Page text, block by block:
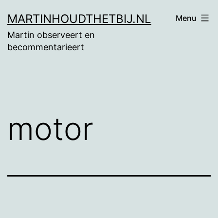
naar
de
MARTINHOUDTHETBIJ.NL
Martin observeert en
becommentarieert
Menu
motor